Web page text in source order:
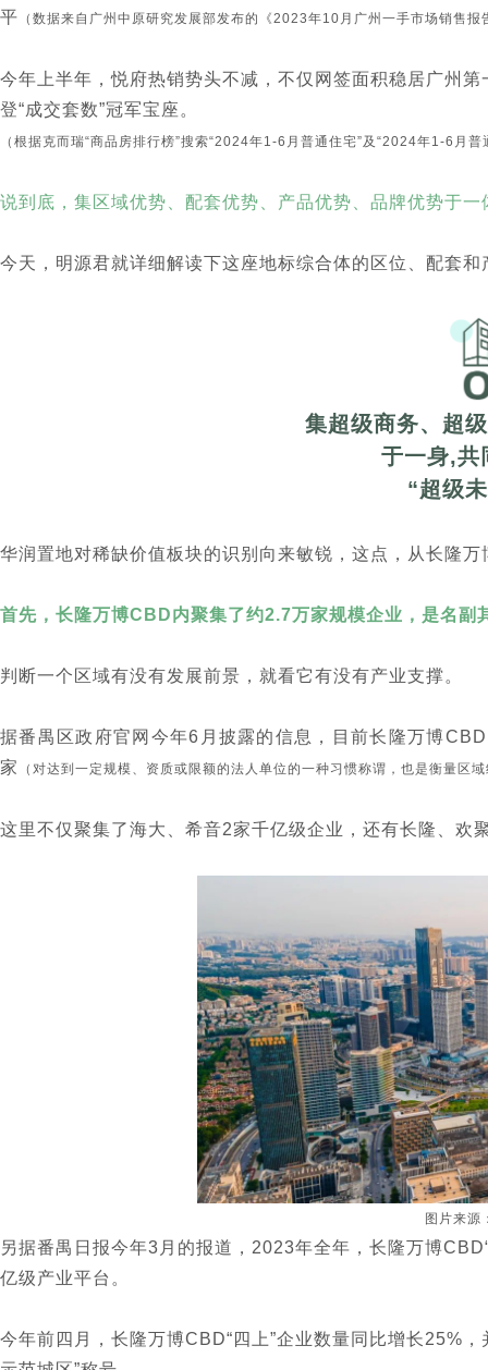
平 （数据来自广州中原研究发展部发布的《2023年10月广州一手市场销售报
今年上半年，悦府热销势头不减，不仅⽹签⾯积稳居⼴州
登“成交套数”冠军宝座。
（根据克而瑞“商品房排行榜”搜索“2024年1-6月普通住宅”及“2024年1-6月
说到底，集区域优势、配套优势、产品优势、品牌优势于
今天，明源君就详细解读下这座地标综合体的区位、配套
集超级商务、超
于一身,共
“超级
华润置地对稀缺价值板块的识别向来敏锐，这点，从长隆
首先，长隆万博CBD内聚集了约2.7万家规模企业，是名副
判断一个区域有没有发展前景，就看它有没有产业支撑。
据番禺区政府官网今年6月披露的信息 ，目前长隆万博
家
（对达到一定规模、资质或限额的法人单位的一种习惯称谓，也是衡量区
这里不仅聚集了海大、希音2家千亿级企业，还有长隆、欢
图片来源
另据番禺日报今年3月的报道 ，2023年全年，长隆万博
亿级产业平台。
今年前四月，长隆万博CBD“四上”企业数量同比增长25%